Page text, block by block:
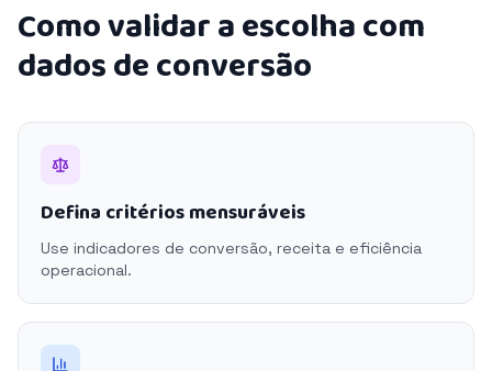
Como validar a escolha com
dados de conversão
Defina critérios mensuráveis
Use indicadores de conversão, receita e eficiência
operacional.